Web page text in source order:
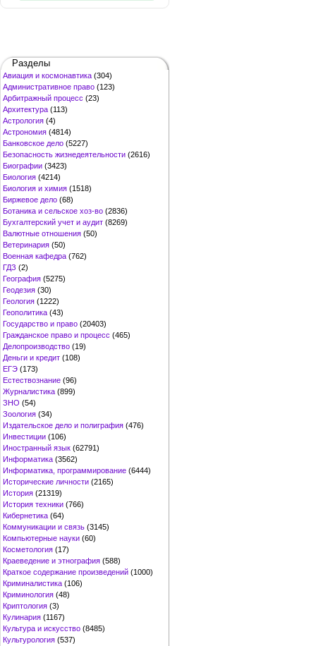
Разделы
Авиация и космонавтика (304)
Административное право (123)
Арбитражный процесс (23)
Архитектура (113)
Астрология (4)
Астрономия (4814)
Банковское дело (5227)
Безопасность жизнедеятельности (2616)
Биографии (3423)
Биология (4214)
Биология и химия (1518)
Биржевое дело (68)
Ботаника и сельское хоз-во (2836)
Бухгалтерский учет и аудит (8269)
Валютные отношения (50)
Ветеринария (50)
Военная кафедра (762)
ГДЗ (2)
География (5275)
Геодезия (30)
Геология (1222)
Геополитика (43)
Государство и право (20403)
Гражданское право и процесс (465)
Делопроизводство (19)
Деньги и кредит (108)
ЕГЭ (173)
Естествознание (96)
Журналистика (899)
ЗНО (54)
Зоология (34)
Издательское дело и полиграфия (476)
Инвестиции (106)
Иностранный язык (62791)
Информатика (3562)
Информатика, программирование (6444)
Исторические личности (2165)
История (21319)
История техники (766)
Кибернетика (64)
Коммуникации и связь (3145)
Компьютерные науки (60)
Косметология (17)
Краеведение и этнография (588)
Краткое содержание произведений (1000)
Криминалистика (106)
Криминология (48)
Криптология (3)
Кулинария (1167)
Культура и искусство (8485)
Культурология (537)